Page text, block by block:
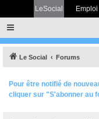
LeSocial Emploi
Le Social Forums
Pour être notifié de
cliquer sur "S'abonner au